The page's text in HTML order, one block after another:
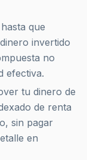
que
invertido
no
efectiva.
tu dinero de
de renta
sin pagar
en